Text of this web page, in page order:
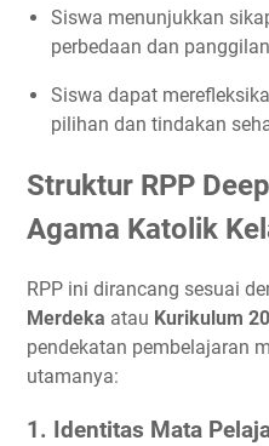
Siswa menunjukkan
perbedaan dan
Siswa dapat
pilihan dan tindakan
Struktur RPP
Agama Katolik
RPP ini dirancang sesuai
Merdeka atau Kurikulum
pendekatan pembelajaran
utamanya:
1. Identitas Mata